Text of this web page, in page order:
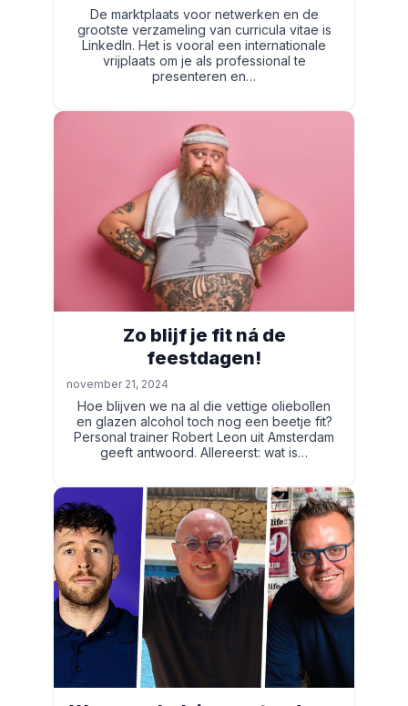
De marktplaats voor netwerken en de
grootste verzameling van curricula vitae is
LinkedIn. Het is vooral een internationale
vrijplaats om je als professional te
presenteren en…
Zo blijf je fit ná de
feestdagen!
november 21, 2024
Hoe blijven we na al die vettige oliebollen
en glazen alcohol toch nog een beetje fit?
Personal trainer Robert Leon uit Amsterdam
geeft antwoord. Allereerst: wat is…